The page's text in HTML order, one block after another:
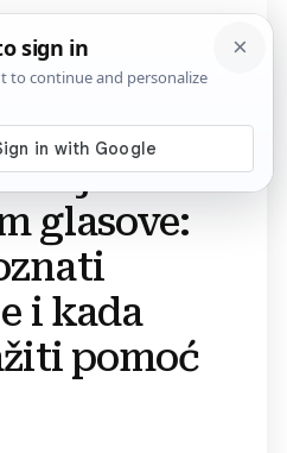
kojih
glasove:
i kada
pomoć